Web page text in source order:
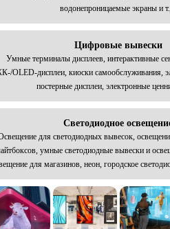
водонепроницаемые экраны и
Цифровые вывески
Умные терминалы дисплеев, интерактивные
OLED-дисплеи, киоски самообслуживания,
постерные дисплеи, электронные
Светодиодное
для светодиодных вывесок,
умные светодиодные вывески и
для магазинов, неон, городское